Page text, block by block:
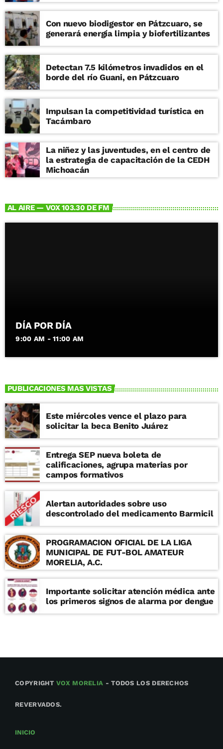
Con nuevo biodigestor en Pátzcuaro, se
generará energía limpia y biofertilizantes
Detectan 7.5 kilómetros invadidos en el
borde del río Guani, en Pátzcuaro
Impulsan la competitividad turística en
Tacámbaro
La niñez y las juventudes, en el centro de
la estrategia de capacitación de la CEDH
Michoacán
AL AIRE — VOX 103.30 DE FM
DÍA POR DÍA
9:00 AM - 11:00 AM
PUBLICACIONES MAS VISTAS
Este miércoles vence el plazo para
solicitar la beca Benito Juárez
Entrega SEP nueva boleta de
calificaciones, agrupa materias por
campos formativos
Alertan autoridades sobre uso
descontrolado del medicamento Barmicil
PROGRAMACION OFICIAL DE LA LIGA
MUNICIPAL DE FUT-BOL AMATEUR
MORELIA, A.C.
Importante solicitar atención médica ante
los primeros signos de alarma por dengue
COPYRIGHTVOX MORELIA - TODOS LOS DERECHOS
REVERVADOS.
INICIO